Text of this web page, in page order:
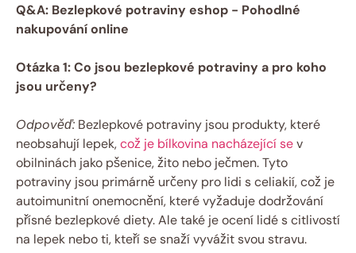
Q&A: Bezlepkové potraviny eshop ‌- Pohodlné
nakupování online
Otázka 1:⁣ Co jsou bezlepkové potraviny a pro koho
jsou určeny?
Odpověď: Bezlepkové potraviny jsou produkty, které
neobsahují ⁣lepek,což je bílkovina nacházející sev
obilninách jako pšenice, žito nebo ječmen. Tyto
potraviny⁣ jsou primárně určeny pro lidi s celiakií, což je
autoimunitní onemocnění, které vyžaduje ⁢dodržování
přísné bezlepkové diety. Ale také je ocení lidé s citlivostí
na lepek nebo ​ti, kteří ​se snaží vyvážit ⁣svou‌ stravu.